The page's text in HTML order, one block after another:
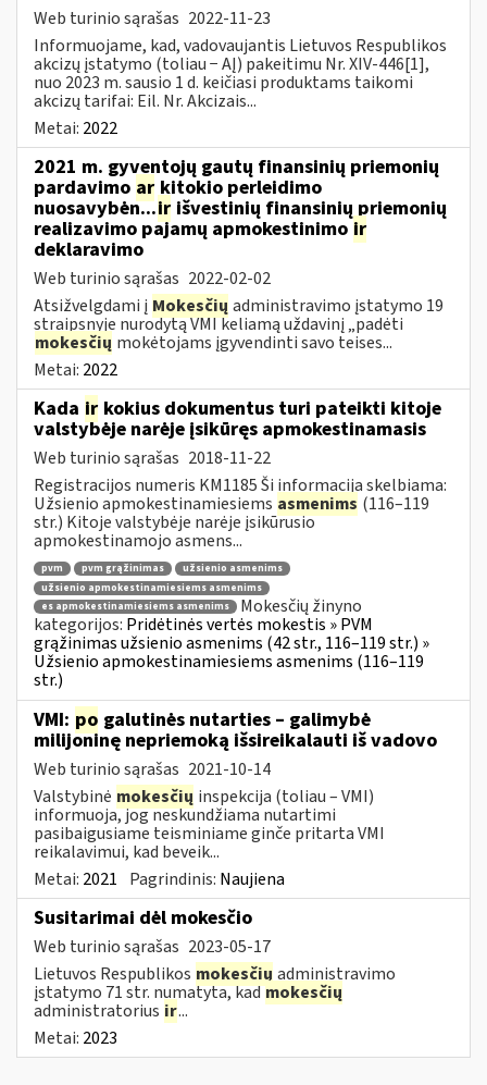
Web turinio sąrašas 2022-11-23
Informuojame, kad, vadovaujantis Lietuvos Respublikos
akcizų įstatymo (toliau − AĮ) pakeitimu Nr. XIV-446[1],
nuo 2023 m. sausio 1 d. keičiasi produktams taikomi
akcizų tarifai: Eil. Nr. Akcizais...
Metai: 2022
2021 m. gyventojų gautų finansinių priemonių
pardavimo ar kitokio perleidimo
nuosavybėn...ir išvestinių finansinių priemonių
realizavimo pajamų apmokestinimo ir
deklaravimo
Web turinio sąrašas 2022-02-02
Atsižvelgdami į Mokesčių administravimo įstatymo 19
straipsnyje nurodytą VMI keliamą uždavinį „padėti
mokesčių mokėtojams įgyvendinti savo teises...
Metai: 2022
Kada ir kokius dokumentus turi pateikti kitoje
valstybėje narėje įsikūręs apmokestinamasis
Web turinio sąrašas 2018-11-22
Registracijos numeris KM1185 Ši informacija skelbiama:
Užsienio apmokestinamiesiems asmenims (116–119
str.) Kitoje valstybėje narėje įsikūrusio
apmokestinamojo asmens...
pvm pvm grąžinimas
užsienio asmenims
užsienio apmokestinamiesiems asmenims
es apmokestinamiesiems asmenims
Mokesčių žinyno
kategorijos: Pridėtinės vertės mokestis » PVM
grąžinimas užsienio asmenims (42 str., 116–119 str.) »
Užsienio apmokestinamiesiems asmenims (116–119
str.)
VMI: po galutinės nutarties – galimybė
milijoninę nepriemoką išsireikalauti iš vadovo
Web turinio sąrašas 2021-10-14
Valstybinė mokesčių inspekcija (toliau – VMI)
informuoja, jog neskundžiama nutartimi
pasibaigusiame teisminiame ginče pritarta VMI
reikalavimui, kad beveik...
Metai: 2021 Pagrindinis: Naujiena
Susitarimai dėl mokesčio
Web turinio sąrašas 2023-05-17
Lietuvos Respublikos mokesčių administravimo
įstatymo 71 str. numatyta, kadmokesčių
administratorius ir...
Metai: 2023